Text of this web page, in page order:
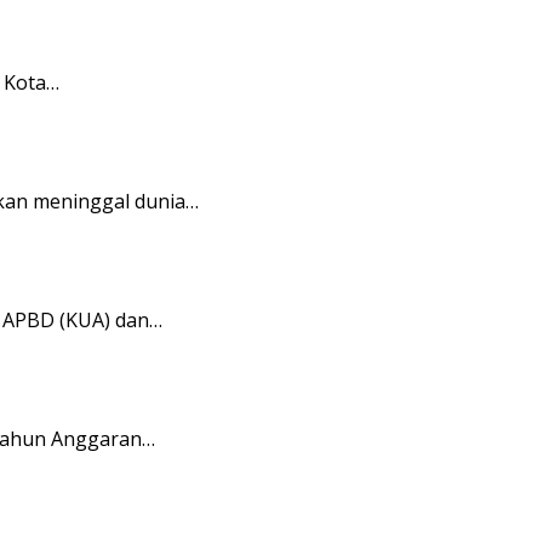
Kota…
meninggal dunia…
(KUA) dan…
Anggaran…